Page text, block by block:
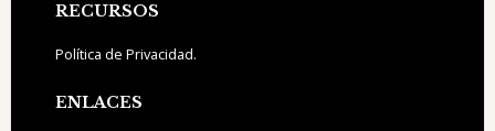
Footer
RECURSOS
Política de Privacidad.
ENLACES